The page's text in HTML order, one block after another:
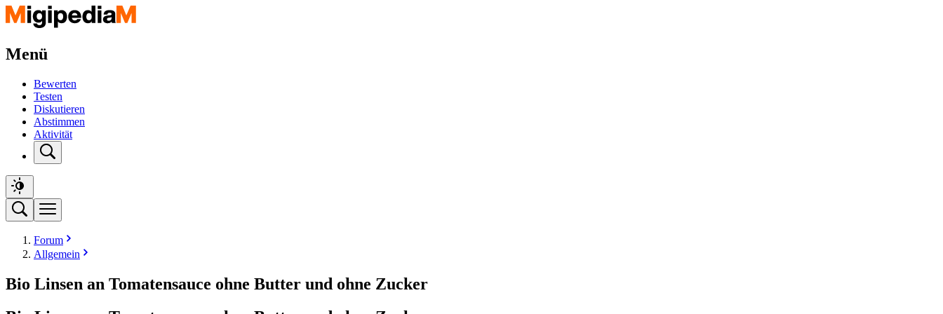
Menü
Bewerten
Testen
Diskutieren
Abstimmen
Aktivität
Forum
Allgemein
Bio Linsen an Tomatensauce ohne Butter und ohne Zucker